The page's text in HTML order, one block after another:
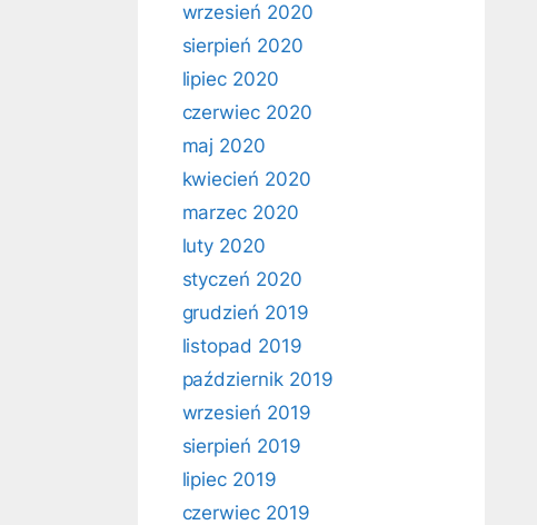
wrzesień 2020
sierpień 2020
lipiec 2020
czerwiec 2020
maj 2020
kwiecień 2020
marzec 2020
luty 2020
styczeń 2020
grudzień 2019
listopad 2019
październik 2019
wrzesień 2019
sierpień 2019
lipiec 2019
czerwiec 2019